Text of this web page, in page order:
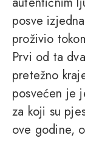
posve
proživio
Prvi od ta
pretežno
posvećen je
za koji su
ove godine,